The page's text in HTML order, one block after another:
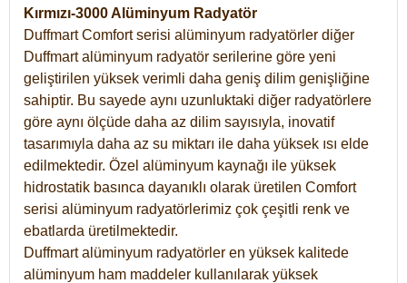
Kırmızı-3000 Alüminyum Radyatör
Duffmart Comfort serisi alüminyum radyatörler diğer
Duffmart alüminyum radyatör serilerine göre yeni
geliştirilen yüksek verimli daha geniş dilim genişliğine
sahiptir. Bu sayede aynı uzunluktaki diğer radyatörlere
göre aynı ölçüde daha az dilim sayısıyla, inovatif
tasarımıyla daha az su miktarı ile daha yüksek ısı elde
edilmektedir. Özel alüminyum kaynağı ile yüksek
hidrostatik basınca dayanıklı olarak üretilen Comfort
serisi alüminyum radyatörlerimiz çok çeşitli renk ve
ebatlarda üretilmektedir.
Duffmart alüminyum radyatörler en yüksek kalitede
alüminyum ham maddeler kullanılarak yüksek